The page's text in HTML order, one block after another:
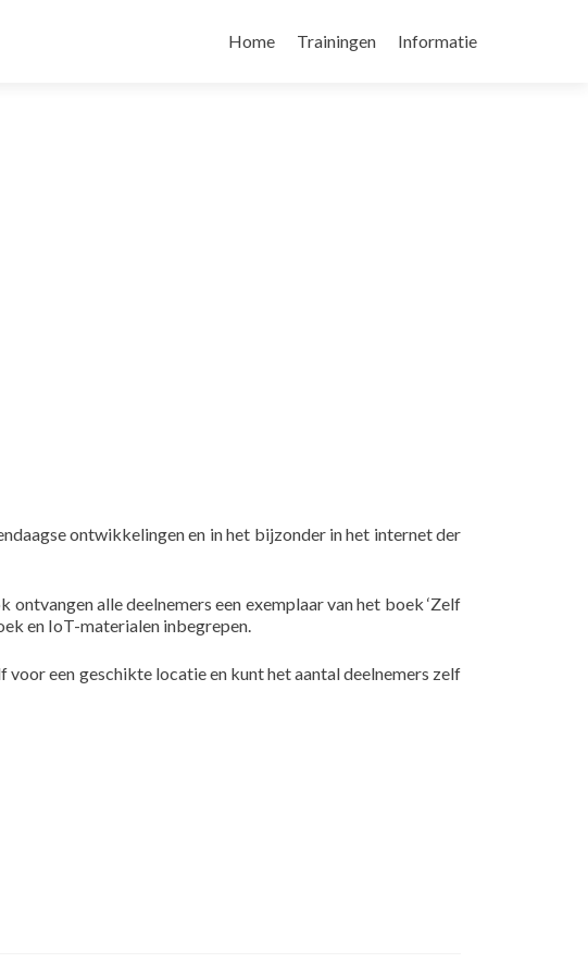
to
Home Trainingen Informatie
ontwikkelingen en in het bijzonder in het internet der
alle deelnemers een exemplaar van het boek ‘Zelf
en IoT-materialen inbegrepen.
een geschikte locatie en kunt het aantal deelnemers zelf